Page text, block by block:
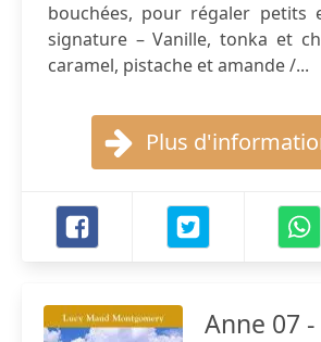
bouchées, pour régaler petits
signature – Vanille, tonka et
caramel, pistache et amande /...
Plus
Anne 07